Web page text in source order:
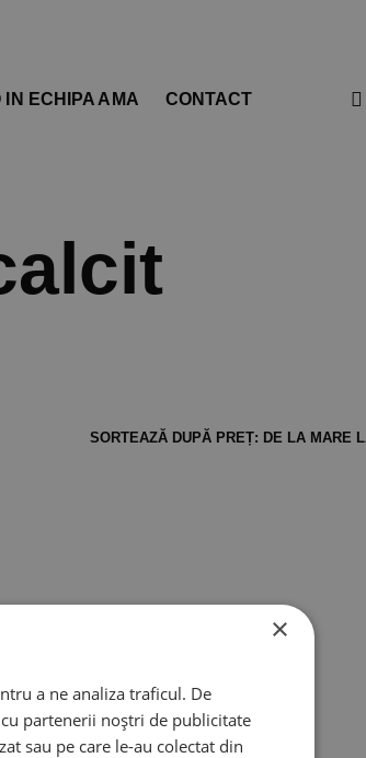
IN ECHIPA AMA CONTACT
×
a ne analiza traficul. De
partenerii noștri de publicitate
sau pe care le-au colectat din